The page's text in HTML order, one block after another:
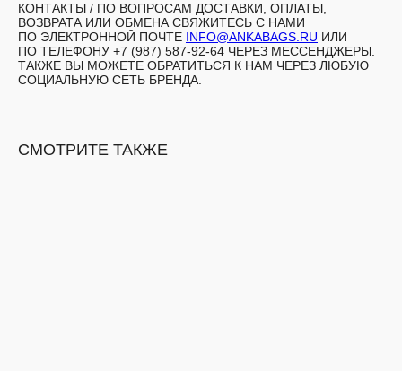
КОНТАКТЫ / ПО ВОПРОСАМ ДОСТАВКИ, ОПЛАТЫ,
ВОЗВРАТА ИЛИ ОБМЕНА СВЯЖИТЕСЬ С НАМИ
ПО ЭЛЕКТРОННОЙ ПОЧТЕ INFO@ANKABAGS.RU ИЛИ
ПО ТЕЛЕФОНУ +7 (987) 587-92-64 ЧЕРЕЗ МЕССЕНДЖЕРЫ.
ТАКЖЕ ВЫ МОЖЕТЕ ОБРАТИТЬСЯ К НАМ ЧЕРЕЗ ЛЮБУЮ
СОЦИАЛЬНУЮ СЕТЬ БРЕНДА.
СМОТРИТЕ ТАКЖЕ